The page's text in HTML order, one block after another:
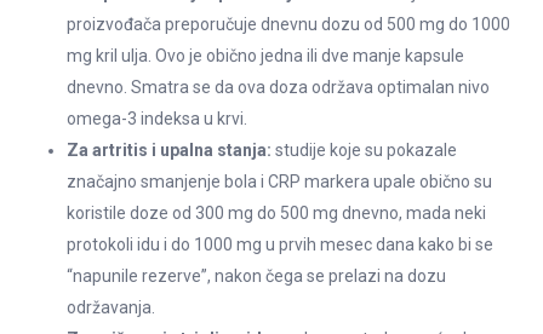
proizvođača preporučuje dnevnu dozu od 500 mg do 1000
mg kril ulja. Ovo je obično jedna ili dve manje kapsule
dnevno. Smatra se da ova doza održava optimalan nivo
omega-3 indeksa u krvi.
Za artritis i upalna stanja: studije koje su pokazale
značajno smanjenje bola i CRP markera upale obično su
koristile doze od 300 mg do 500 mg dnevno, mada neki
protokoli idu i do 1000 mg u prvih mesec dana kako bi se
“napunile rezerve”, nakon čega se prelazi na dozu
održavanja.